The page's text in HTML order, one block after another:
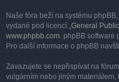
Naše fóra beží na systému
vydané pod licencí „General
www.phpbb.com. phpBB software
Pro další informace o phpBB
Zavazujete se nepřispívat na
vulgárním nebo jiným materiálem,